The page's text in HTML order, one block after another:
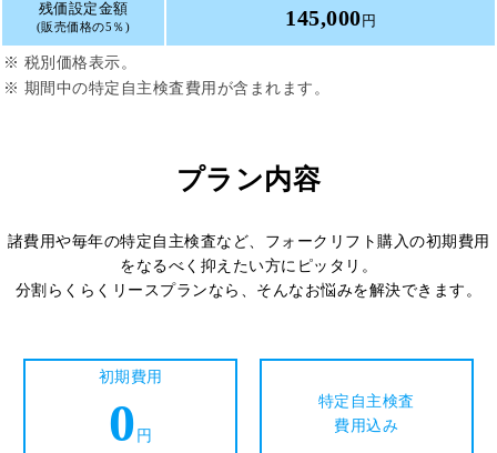
残価設定金額
(販売価格の5％) 145,000 円
※ 税別価格表示。
※ 期間中の特定自主検査費用が含まれます。
プラン内容
諸費用や毎年の特定自主検査など、フォークリフト購入の初期費用
をなるべく抑えたい方にピッタリ。
分割らくらくリースプランなら、そんなお悩みを解決できます。
初期費用
0 円
特定自主検査
費用込み